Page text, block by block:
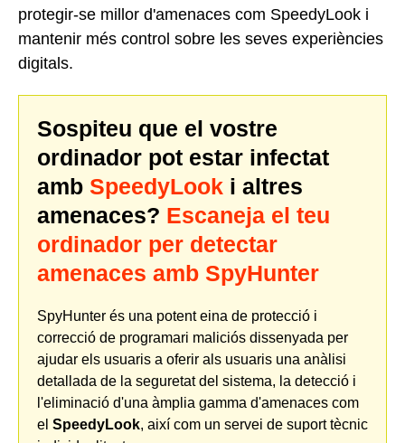
protegir-se millor d'amenaces com SpeedyLook i
mantenir més control sobre les seves experiències
digitals.
Sospiteu que el vostre
ordinador pot estar infectat
amb SpeedyLook i altres
amenaces? Escaneja el teu
ordinador per detectar
amenaces amb SpyHunter
SpyHunter és una potent eina de protecció i
correcció de programari maliciós dissenyada per
ajudar els usuaris a oferir als usuaris una anàlisi
detallada de la seguretat del sistema, la detecció i
l'eliminació d'una àmplia gamma d'amenaces com
el SpeedyLook, així com un servei de suport tècnic